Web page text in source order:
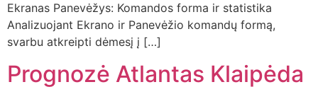
Ekranas Panevėžys: Komandos forma ir statistika
Analizuojant Ekrano ir Panevėžio komandų formą,
svarbu atkreipti dėmesį į […]
Prognozė Atlantas Klaipėda